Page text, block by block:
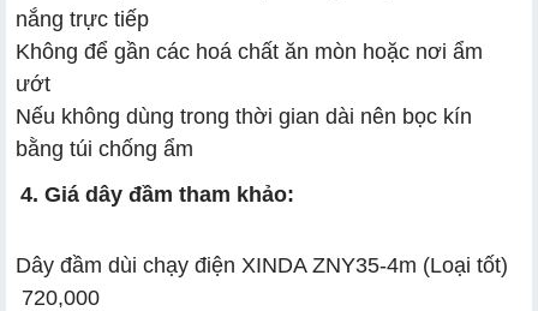
nắng trực tiếp
Không để gần các hoá chất ăn mòn hoặc nơi ẩm
ướt
Nếu không dùng trong thời gian dài nên bọc kín
bằng túi chống ẩm
4. Giá dây đầm tham khảo:
Dây đầm dùi chạy điện XINDA ZNY35-4m (Loại tốt)
720,000